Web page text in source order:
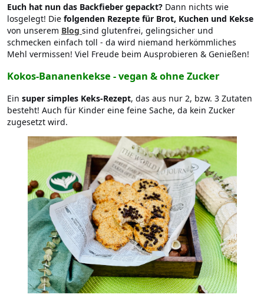
Euch hat nun das Backfieber gepackt? Dann nichts wie
losgelegt! Die folgenden Rezepte für Brot, Kuchen und Kekse
von unserem Blog sind glutenfrei, gelingsicher und
schmecken einfach toll - da wird niemand herkömmliches
Mehl vermissen! Viel Freude beim Ausprobieren & Genießen!
Kokos-Bananenkekse - vegan & ohne Zucker
Ein super simples Keks-Rezept, das aus nur 2, bzw. 3 Zutaten
besteht! Auch für Kinder eine feine Sache, da kein Zucker
zugesetzt wird.